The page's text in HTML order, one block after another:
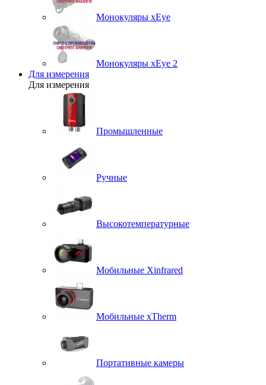
Монокуляры xEye
Монокуляры xEye 2
Для измерения
Для измерения
Промышленные
Ручные
Высокотемпературные
Мобильные Xinfrared
Мобильные xTherm
Портативные камеры